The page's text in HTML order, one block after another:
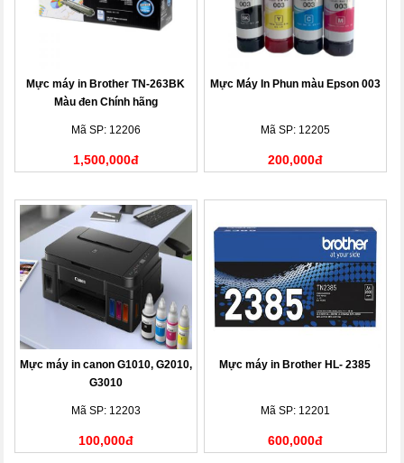
Mực máy in Brother TN-263BK
Màu đen Chính hãng
Mã SP: 12206
1,500,000đ
Mực Máy In Phun màu Epson 003
Mã SP: 12205
200,000đ
Mực máy in canon G1010, G2010,
G3010
Mã SP: 12203
100,000đ
Mực máy in Brother HL- 2385
Mã SP: 12201
600,000đ